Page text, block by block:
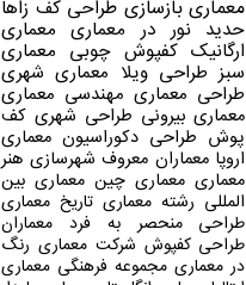
معماری بازسازی طراحی کف زاها
حدید نور در معماری معماری
ارگانیک کفپوش چوبی معماری
سبز طراحی ویلا معماری شهری
طراحی معماری مهندسی معماری
معماری بیرونی طراحی شهری کف
پوش طراحی دکوراسیون معماری
اروپا معماران معروف شهرسازی هنر
معماری معماری چین معماری بین
المللی رشته معماری تاریخ معماری
طراحی منحصر به فرد معماران
طراحی کفپوش شرکت معماری رنگ
در معماری مجموعه فرهنگی معماری